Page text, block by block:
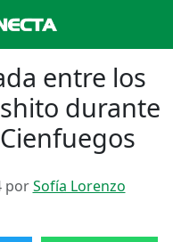
entre los
durante
porSofía Lorenzo